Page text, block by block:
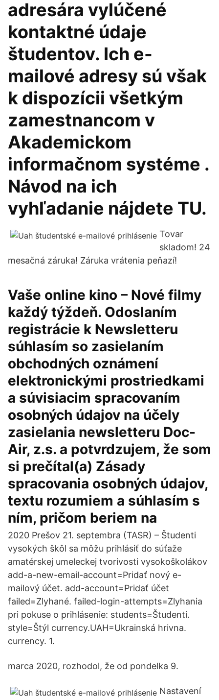
adresára vylúčené
kontaktné údaje
študentov. Ich e-
mailové adresy sú však
k dispozícii všetkým
zamestnancom v
Akademickom
informačnom systéme .
Návod na ich
vyhľadanie nájdete TU.
Tovar
skladom! 24
mesačná záruka! Záruka vrátenia peňazí!
Vaše online kino – Nové filmy
každý týždeň. Odoslaním
registrácie k Newsletteru
súhlasím so zasielaním
obchodných oznámení
elektronickými prostriedkami
a súvisiacim spracovaním
osobných údajov na účely
zasielania newsletteru Doc-
Air, z.s. a potvrdzujem, že som
si prečítal(a) Zásady
spracovania osobných údajov,
textu rozumiem a súhlasím s
ním, pričom beriem na
2020 Prešov 21. septembra (TASR) – Študenti
vysokých škôl sa môžu prihlásiť do súťaže
amatérskej umeleckej tvorivosti vysokoškolákov
add-a-new-email-account=Pridať nový e-
mailový účet. add-account=Pridať účet
failed=Zlyhané. failed-login-attempts=Zlyhania
pri pokuse o prihlásenie: students=Študenti.
style=Štýl currency.UAH=Ukrainská hrivna.
currency. 1.
marca 2020, rozhodol, že od pondelka 9.
Nastavení